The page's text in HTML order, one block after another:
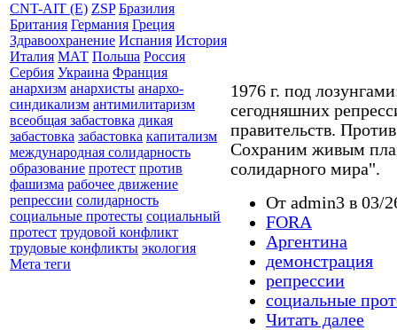
CNT-AIT (E) ZSP Бразилия
Британия Германия Греция
Здравоохранение Испания История
Италия МАТ Польша Россия
Сербия Украина Франция
анархизм анархисты анархо-
синдикализм антимилитаризм
всеобщая забастовка дикая
забастовка забастовка капитализм
международная солидарность
образование протест против
фашизма рабочее движение
репрессии солидарность
социальные протесты социальный
протест трудовой конфликт
трудовые конфликты экология
Мета теги
1976 г. под
сегодняшних
правительств.
Сохраним живым
солидарного мира".
От admin3 в 03/
FORA
Аргентина
демонстрация
репрессии
социальные
Читать далее